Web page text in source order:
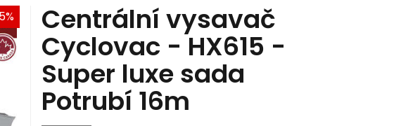
Centrální vysavač
Cyclovac - HX615 -
Super luxe sada
Potrubí 16m